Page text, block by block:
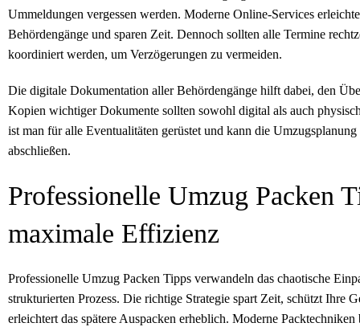
Ummeldungen vergessen werden. Moderne Online-Services
Behördengänge und sparen Zeit. Dennoch sollten alle Termine
koordiniert werden, um Verzögerungen zu vermeiden.
Die digitale Dokumentation aller Behördengänge hilft dabei, den
Kopien wichtiger Dokumente sollten sowohl digital als auch
ist man für alle Eventualitäten gerüstet und kann die
abschließen.
Professionelle Umzug Packen
maximale Effizienz
Professionelle Umzug Packen Tipps verwandeln das chaotische
strukturierten Prozess. Die richtige Strategie spart Zeit, schützt Ihre
erleichtert das spätere Auspacken erheblich. Moderne